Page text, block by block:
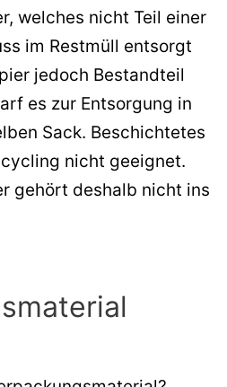
welches nicht Teil einer
im Restmüll entsorgt
jedoch Bestandteil
es zur Entsorgung in
Sack. Beschichtetes
nicht geeignet.
gehört deshalb nicht ins